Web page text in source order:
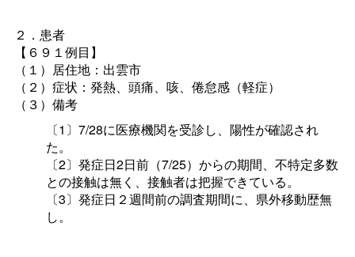
２．患者
【６９１例目】
（１）居住地：出雲市
（２）症状：発熱、頭痛、咳、倦怠感（軽症）
（３）備考
〔1〕7/28に医療機関を受診し、陽性が確認され
た。
〔2〕発症日2日前（7/25）からの期間、不特定多数
との接触は無く、接触者は把握できている。
〔3〕発症日２週間前の調査期間に、県外移動歴無
し。